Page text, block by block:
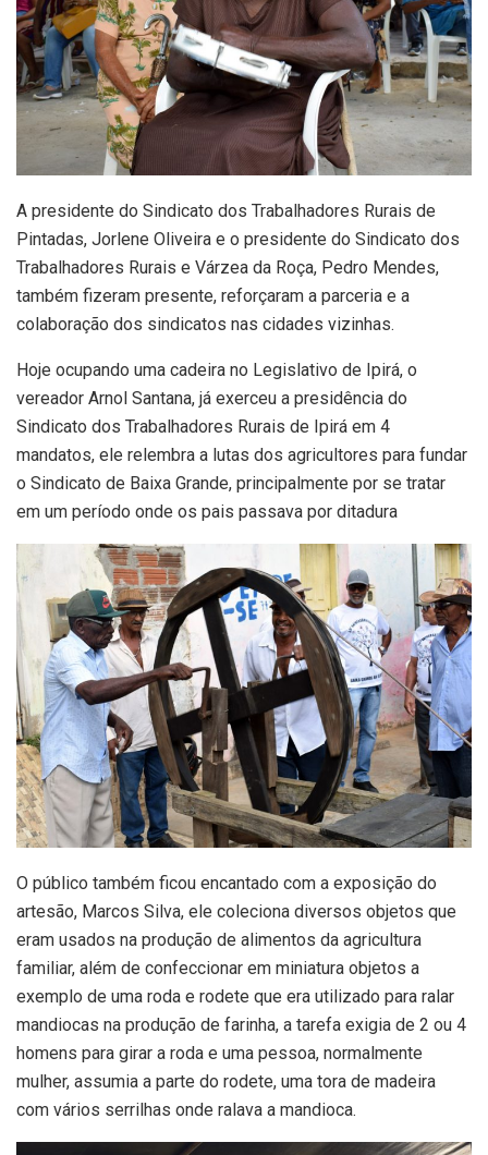
A presidente do Sindicato dos Trabalhadores Rurais de
Pintadas, Jorlene Oliveira e o presidente do Sindicato dos
Trabalhadores Rurais e Várzea da Roça, Pedro Mendes,
também fizeram presente, reforçaram a parceria e a
colaboração dos sindicatos nas cidades vizinhas.
Hoje ocupando uma cadeira no Legislativo de Ipirá, o
vereador Arnol Santana, já exerceu a presidência do
Sindicato dos Trabalhadores Rurais de Ipirá em 4
mandatos, ele relembra a lutas dos agricultores para fundar
o Sindicato de Baixa Grande, principalmente por se tratar
em um período onde os pais passava por ditadura
O público também ficou encantado com a exposição do
artesão, Marcos Silva, ele coleciona diversos objetos que
eram usados na produção de alimentos da agricultura
familiar, além de confeccionar em miniatura objetos a
exemplo de uma roda e rodete que era utilizado para ralar
mandiocas na produção de farinha, a tarefa exigia de 2 ou 4
homens para girar a roda e uma pessoa, normalmente
mulher, assumia a parte do rodete, uma tora de madeira
com vários serrilhas onde ralava a mandioca.